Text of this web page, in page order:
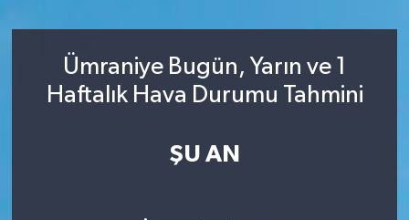
Ümraniye Bugün, Yarın ve 1
Haftalık Hava Durumu Tahmini
ŞU AN
Türkiye
Haber Arşivi